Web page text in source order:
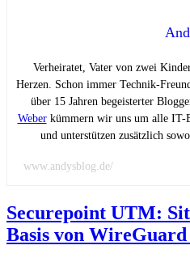
Verheiratet, Vater von zwei
Herzen. Schon immer Technik-
über 15 Jahren begeisterter
Weberkümmern wir uns um alle IT-
und unterstützen zusätzlich
www.andysblog.de/
Securepoint UTM:
Basis von